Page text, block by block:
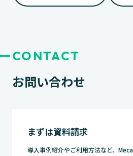
CONTACT
お問い合わせ
まずは資料請求
導入事例紹介やご利用方法など、